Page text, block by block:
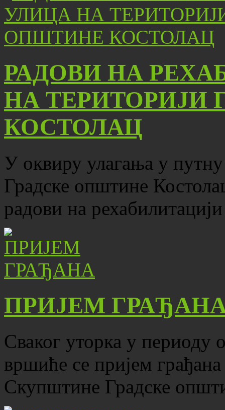
РАДОВИ НА
НА ТЕРИТОРИЈИ
КОСТОЛАЦ
У оквиру улагања у
Градске општине
радови на
ПРИЈЕМ
Сваког уторка у периоду
вршиће се пријем
Скупштине Градске